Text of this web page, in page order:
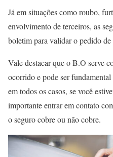
Já em situações como roubo,
envolvimento de terceiros, as
boletim para validar o pedido de
Vale destacar que o B.O serve
ocorrido e pode ser
em todos os casos, se você
importante entrar em contato
o seguro cobre ou não cobre.